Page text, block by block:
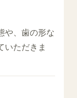
や、歯の形な
いただきま